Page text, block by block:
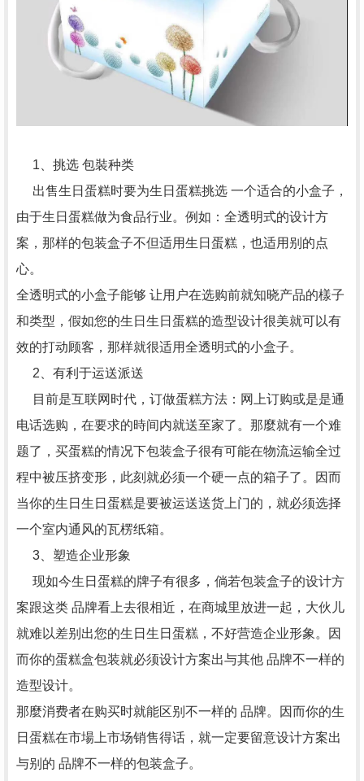
1、挑选 包裝种类
出售生日蛋糕时要为生日蛋糕挑选 一个适合的小盒子，
由于生日蛋糕做为食品行业。例如：全透明式的设计方
案，那样的包装盒子不但适用生日蛋糕，也适用别的点
心。
全透明式的小盒子能够 让用户在选购前就知晓产品的樣子
和类型，假如您的生日生日蛋糕的造型设计很美就可以有
效的打动顾客，那样就很适用全透明式的小盒子。
2、有利于运送派送
目前是互联网时代，订做蛋糕方法：网上订购或是是通
电话选购，在要求的時间内就送至家了。那麼就有一个难
题了，买蛋糕的情况下包装盒子很有可能在物流运输全过
程中被压挤变形，此刻就必须一个硬一点的箱子了。因而
当你的生日生日蛋糕是要被运送送货上门的，就必须选择
一个室内通风的瓦楞纸箱。
3、塑造企业形象
现如今生日蛋糕的牌子有很多，倘若包装盒子的设计方
案跟这类 品牌看上去很相近，在商城里放进一起，大伙儿
就难以差别出您的生日生日蛋糕，不好营造企业形象。因
而你的蛋糕盒包装就必须设计方案出与其他 品牌不一样的
造型设计。
那麼消费者在购买时就能区别不一样的 品牌。因而你的生
日蛋糕在市場上市场销售得话，就一定要留意设计方案出
与别的 品牌不一样的包装盒子。